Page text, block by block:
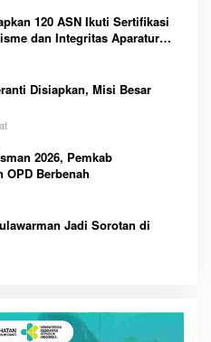
120 ASN Ikuti Sertifikasi
dan Integritas Aparatur
Disiapkan, Misi Besar
2026, Pemkab
OPD Berbenah
Jadi Sorotan di